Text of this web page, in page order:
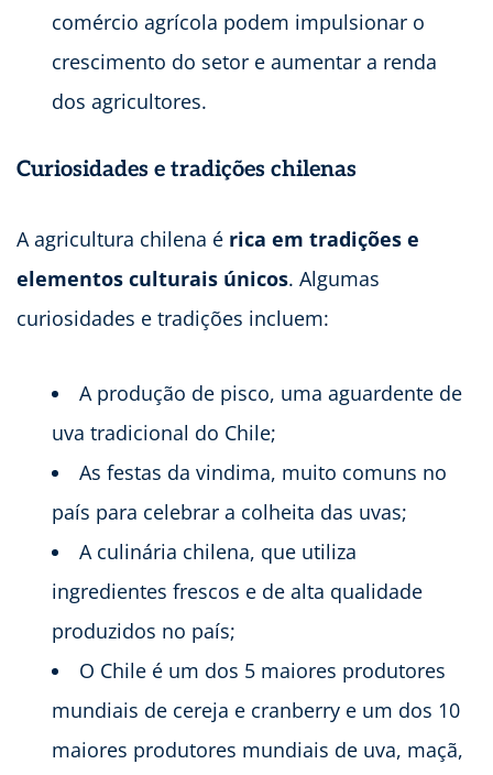
comércio agrícola podem impulsionar o
crescimento do setor e aumentar a renda
dos agricultores.
Curiosidades e tradições chilenas
A agricultura chilena é rica em tradições e
elementos culturais únicos. Algumas
curiosidades e tradições incluem:
A produção de pisco, uma aguardente de
uva tradicional do Chile;
As festas da vindima, muito comuns no
país para celebrar a colheita das uvas;
A culinária chilena, que utiliza
ingredientes frescos e de alta qualidade
produzidos no país;
O Chile é um dos 5 maiores produtores
mundiais de cereja e cranberry e um dos 10
maiores produtores mundiais de uva, maçã,